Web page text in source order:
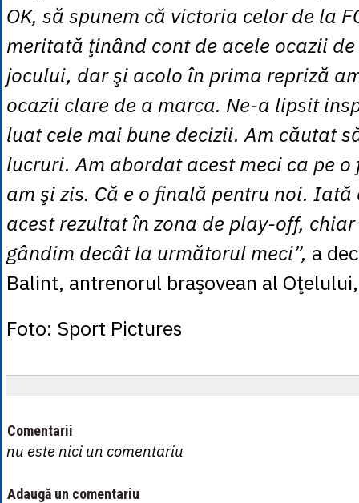
OK, să spunem că victoria celor de la
meritată ţinând cont de acele ocazii
jocului, dar şi acolo în prima repriză
ocazii clare de a marca. Ne-a lipsit
luat cele mai bune decizii. Am căutat
lucruri. Am abordat acest meci ca pe
am şi zis. Că e o finală pentru noi. Iată
acest rezultat în zona de play-off,
gândim decât la următorul meci”, a
Balint, antrenorul braşovean al
Foto: Sport Pictures
Comentarii
nu este nici un comentariu
Adaugă un comentariu